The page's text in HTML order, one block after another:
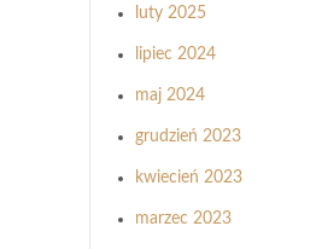
luty 2025
lipiec 2024
maj 2024
grudzień 2023
kwiecień 2023
marzec 2023